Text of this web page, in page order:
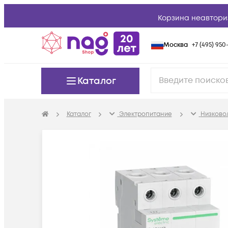
Корзина
Москва +7 (495) 950-
Каталог
Каталог Электропитание